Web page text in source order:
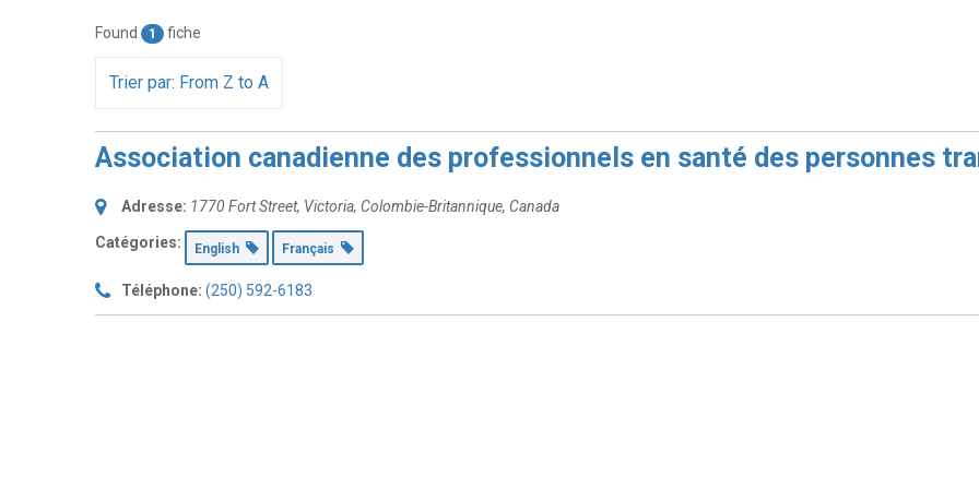
Found 1 fiche
Trier par: From Z to A
Association canadienne des professionnels en santé des personnes
Adresse: 1770 Fort Street, Victoria, Colombie-Britannique, Canada
Catégories: English Français
Téléphone: (250) 592-6183